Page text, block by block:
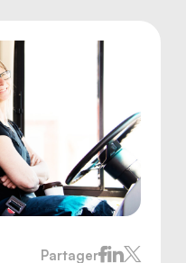
Partager